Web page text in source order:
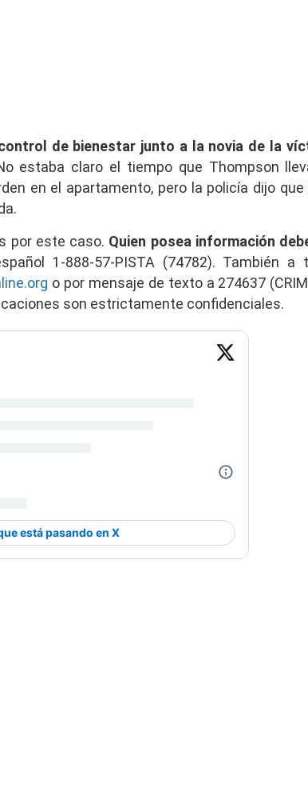
de bienestar junto a la novia de la
estaba claro el tiempo que Thompson
en el apartamento, pero la policía dijo
por este caso. Quien posea información
1-888-57-PISTA (74782). También a
o por mensaje de texto a 274637
son estrictamente confidenciales.